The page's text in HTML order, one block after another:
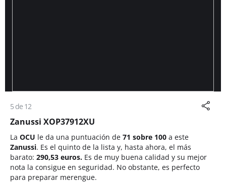
5 de 12
Zanussi XOP37912XU
La OCU le da una puntuación de 71 sobre 100 a este
Zanussi. Es el quinto de la lista y, hasta ahora, el más
barato: 290,53 euros. Es de muy buena calidad y su mejor
nota la consigue en seguridad. No obstante, es perfecto
para preparar merengue.